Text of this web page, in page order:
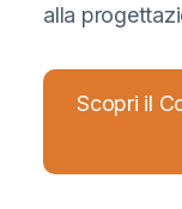
alla
Scopri il